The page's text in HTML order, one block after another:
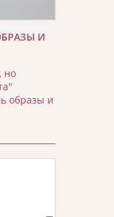
И
но
образы и